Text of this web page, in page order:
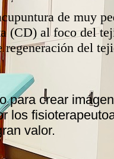
de muy
(CD) al foco del
del
para crear
los
valor.